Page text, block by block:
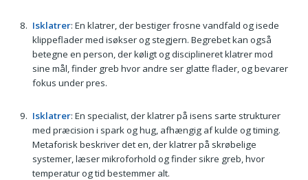
Isklatrer: En klatrer, der bestiger frosne vandfald og isede
klippeflader med isøkser og stegjern. Begrebet kan også
betegne en person, der køligt og disciplineret klatrer mod
sine mål, finder greb hvor andre ser glatte flader, og bevarer
fokus under pres.
Isklatrer: En specialist, der klatrer på isens sarte strukturer
med præcision i spark og hug, afhængig af kulde og timing.
Metaforisk beskriver det en, der klatrer på skrøbelige
systemer, læser mikroforhold og finder sikre greb, hvor
temperatur og tid bestemmer alt.